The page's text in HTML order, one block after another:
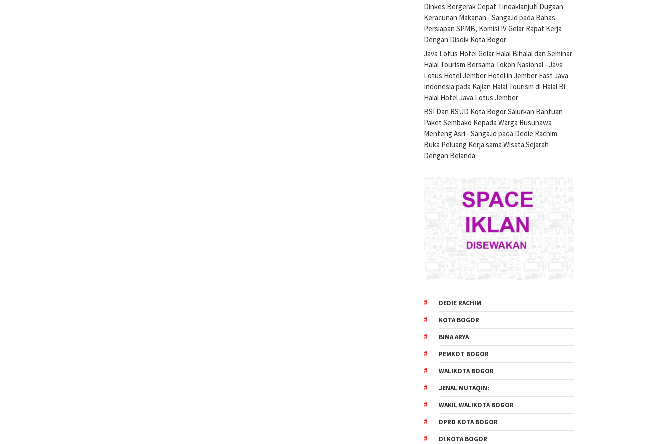
Dinkes Bergerak Cepat Tindaklanjuti Dugaan
Keracunan Makanan - Sanga.id pada Bahas
Persiapan SPMB, Komisi IV Gelar Rapat Kerja
Dengan Disdik Kota Bogor
Java Lotus Hotel Gelar Halal Bihalal dan Seminar
Halal Tourism Bersama Tokoh Nasional - Java
Lotus Hotel Jember Hotel in Jember East Java
Indonesia pada Kajian Halal Tourism di Halal Bi
Halal Hotel Java Lotus Jember
BSI Dan RSUD Kota Bogor Salurkan Bantuan
Paket Sembako Kepada Warga Rusunawa
Menteng Asri - Sanga.id pada Dedie Rachim
Buka Peluang Kerja sama Wisata Sejarah
Dengan Belanda
DEDIE RACHIM
KOTA BOGOR
BIMA ARYA
PEMKOT BOGOR
WALIKOTA BOGOR
JENAL MUTAQIN:
WAKIL WALIKOTA BOGOR
DPRD KOTA BOGOR
DI KOTA BOGOR